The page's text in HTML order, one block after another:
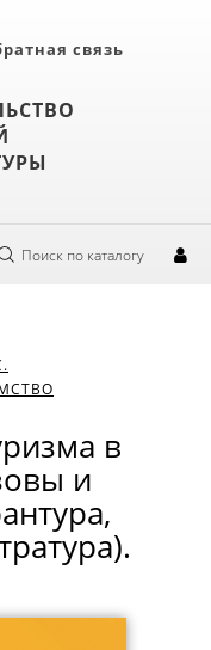
связь
Поиск по каталогу
в
и